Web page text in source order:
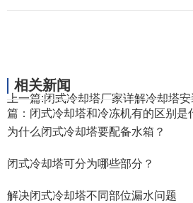
上一篇:闭式冷却塔厂家详解冷却塔
篇： 闭式冷却塔和冷冻机有的区别是
相关新闻
为什么闭式冷却塔要配备水箱？
闭式冷却塔可分为哪些部分？
解决闭式冷却塔不同部位漏水问题